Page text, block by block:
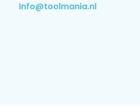
Info@toolmania.nl